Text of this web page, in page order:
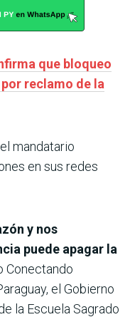
que bloqueo
reclamo de la
mandatario
en sus redes
y nos
puede apagar la
Conectando
el Gobierno
la Escuela Sagrado